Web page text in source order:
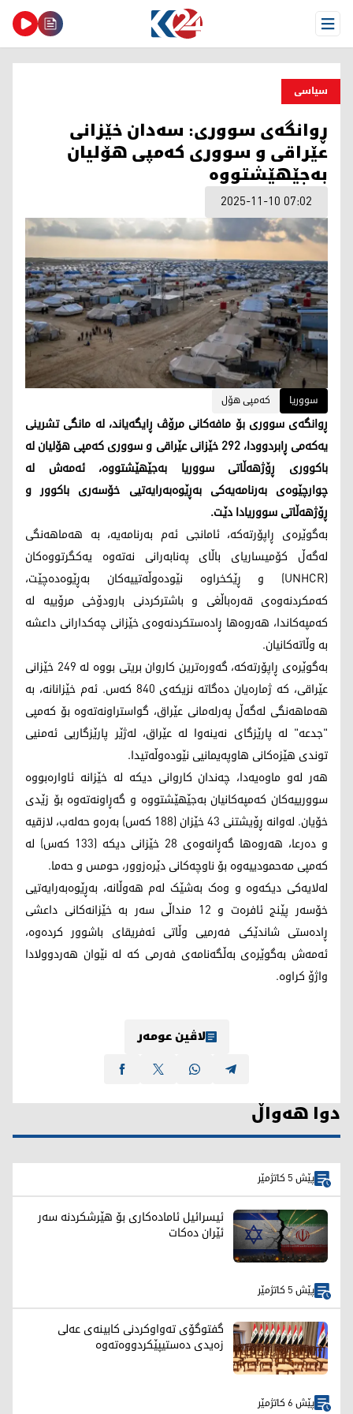
Open Menu
سیاسی
ڕوانگەی سووری: سەدان خێزانی
عێراقی و سووری کەمپی هۆلیان
بەجێهێشتووە
2025-11-10 07:02
سووریا کەمپی هۆل
ڕوانگەی سووری بۆ مافەکانی مرۆڤ ڕایگەیاند، لە مانگی تشرینی
یەکەمی ڕابردوودا، 292 خێزانی عێراقی و سووری کەمپی هۆلیان لە
باکووری ڕۆژهەڵاتی سووریا بەجێهێشتووە، ئەمەش لە
چوارچێوەی بەرنامەیەکی بەڕێوەبەرایەتیی خۆسەری باکوور و
ڕۆژهەڵاتی سووریادا دێت.
بەگوێرەی ڕاپۆرتەکە، ئامانجی ئەم بەرنامەیە، بە هەماهەنگی
لەگەڵ کۆمیساریای باڵای پەنابەرانی نەتەوە یەکگرتووەکان
(UNHCR) و ڕێکخراوە نێودەوڵەتییەکان بەڕێوەدەچێت،
کەمکردنەوەی قەرەباڵغی و باشترکردنی بارودۆخی مرۆییە لە
کەمپەکاندا، هەروەها ڕادەستکردنەوەی خێزانی چەکدارانی داعشە
بە وڵاتەکانیان.
بەگوێرەی ڕاپۆرتەکە، گەورەترین کاروان بریتی بووە لە 249 خێزانی
عێراقی، کە ژمارەیان دەگاتە نزیکەی 840 کەس. ئەم خێزانانە، بە
هەماهەنگی لەگەڵ پەرلەمانی عێراق، گواستراونەتەوە بۆ کەمپی
"جدعە" لە پارێزگای نەینەوا لە عێراق، لەژێر پارێزگاریی ئەمنیی
توندی هێزەکانی هاوپەیمانیی نێودەوڵەتیدا.
هەر لەو ماوەیەدا، چەندان کاروانی دیکە لە خێزانە ئاوارەبووە
سوورییەکان کەمپەکانیان بەجێهێشتووە و گەڕاونەتەوە بۆ زێدی
خۆیان. لەوانە ڕۆیشتنی 43 خێزان (188 کەس) بەرەو حەلەب، لازقیە
و دەرعا، هەروەها گەڕانەوەی 28 خێزانی دیکە (133 کەس) لە
کەمپی مەحمودییەوە بۆ ناوچەکانی دێرەزوور، حومس و حەما.
لەلایەکی دیکەوە و وەک بەشێک لەم هەوڵانە، بەڕێوەبەرایەتیی
خۆسەر پێنج ئافرەت و 12 منداڵی سەر بە خێزانەکانی داعشی
ڕادەستی شاندێکی فەرمیی وڵاتی ئەفریقای باشوور کردەوە،
ئەمەش بەگوێرەی بەڵگەنامەی فەرمی کە لە نێوان هەردوولادا
واژۆ کراوە.
لاڤین عومەر
دوا هەواڵ
پێش 5 کاتژمێر
ئیسرائیل ئامادەکاری بۆ هێرشکردنە سەر
ئێران دەکات
پێش 5 کاتژمێر
گفتوگۆی تەواوكردنی كابینەی عەلی
زەیدی دەستیپێكردووەتەوە
پێش 6 کاتژمێر